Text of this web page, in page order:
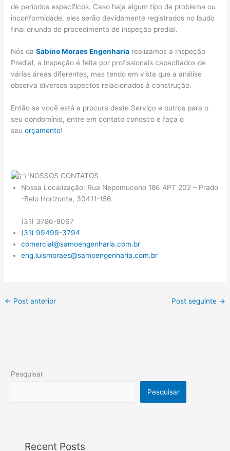
de períodos específicos. Caso haja algum tipo de problema ou
inconformidade, eles serão devidamente registrados no laudo
final oriundo do procedimento de inspeção predial.
Nós daSabino Moraes Engenharia realizamos a Inspeção
Predial, a Inspeção é feita por profissionais capacitados de
várias áreas diferentes, mas tendo em vista que a análise
observa diversos aspectos relacionados à construção.
Então se você está a procura deste Serviço e outros para o
seu condomínio, entre em contato conosco e faça o
seuorçamento!
NOSSOS CONTATOS
Nossa Localização: Rua Nepomuceno 186 APT 202 – Prado
-Belo Horizonte, 30411-156
(31) 3786-8067
(31) 99499-3794
comercial@samoengenharia.com.br
eng.luismoraes@samoengenharia.com.br
← Post anterior Post seguinte →
Pesquisar
Pesquisar
Recent Posts